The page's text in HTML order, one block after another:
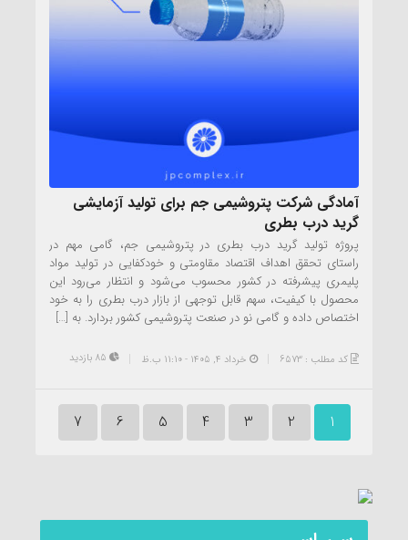
آمادگی شرکت پتروشیمی جم برای تولید آزمایشی
گرید درب بطری
پروژه تولید گرید درب بطری در پتروشیمی جم، گامی مهم در
راستای تحقق اهداف اقتصاد مقاومتی و خودکفایی در تولید مواد
پلیمری پیشرفته در کشور محسوب می‌شود و انتظار می‌رود این
محصول با کیفیت، سهم قابل توجهی از بازار درب بطری را به خود
اختصاص داده و گامی نو در صنعت پتروشیمی کشور بردارد. به […]
کد مطلب : 6573 خرداد ۴, ۱۴۰۵ - 11:10 ب.ظ
1
2
3
4
5
6
7